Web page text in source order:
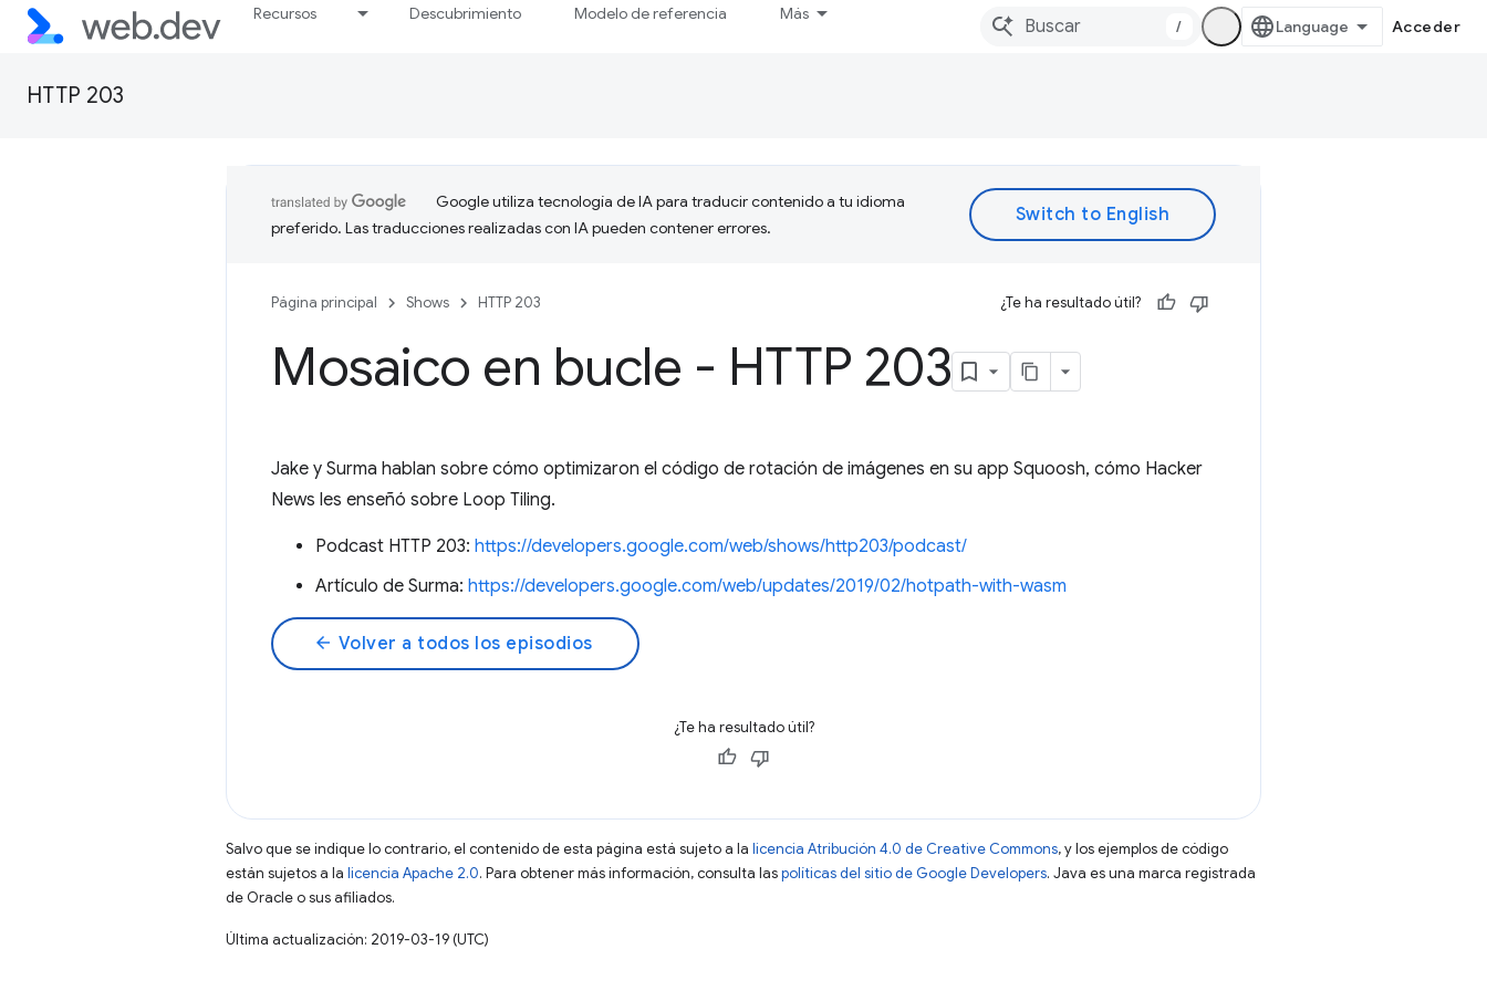
Recursos Descubrimiento Modelo de referencia Más
/ Acceder
HTTP 203
Google utiliza tecnología de IA para traducir contenido a tu idioma
preferido. Las traducciones realizadas con IA pueden contener errores.
Página principal Shows HTTP 203 ¿Te ha resultado útil?
Mosaico en bucle - HTTP 203
Jake y Surma hablan sobre cómo optimizaron el código de rotación de imágenes en su app Squoosh, cómo Hacker
News les enseñó sobre Loop Tiling.
Podcast HTTP 203: https://developers.google.com/web/shows/http203/podcast/
Artículo de Surma: https://developers.google.com/web/updates/2019/02/hotpath-with-wasm
arrow_back Volver a todos los episodios
¿Te ha resultado útil?
Salvo que se indique lo contrario, el contenido de esta página está sujeto a la licencia Atribución 4.0 de Creative Commons, y los ejemplos de código
están sujetos a la licencia Apache 2.0. Para obtener más información, consulta laspolíticas del sitio de Google Developers. Java es una marca registrada
de Oracle o sus afiliados.
Última actualización: 2019-03-19 (UTC)